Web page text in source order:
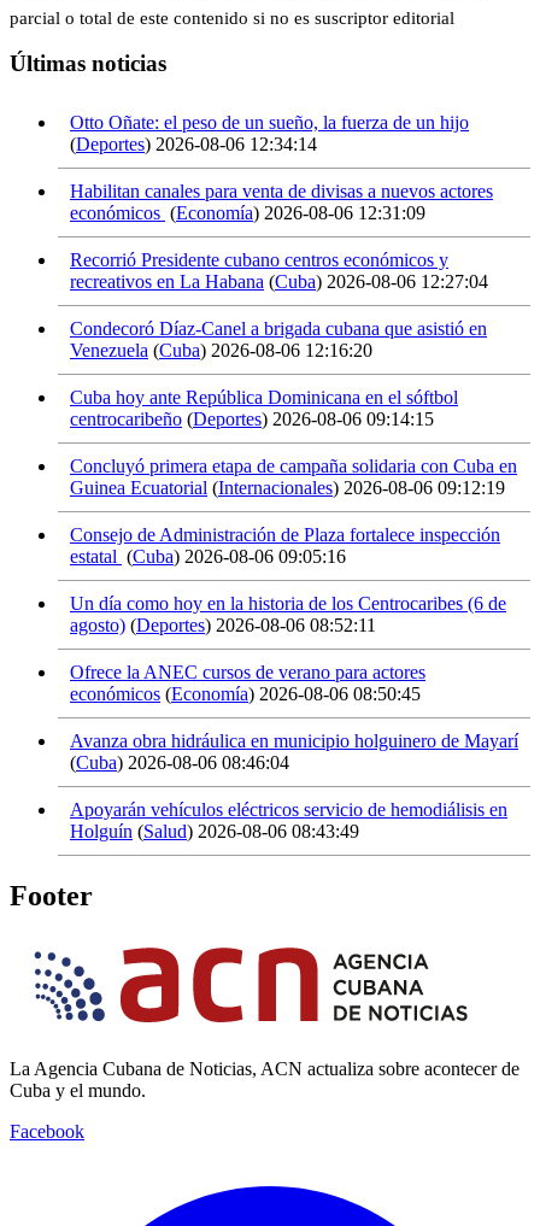
parcial o total de este contenido si no es suscriptor editorial
Últimas noticias
Otto Oñate: el peso de un sueño, la fuerza de un hijo
(Deportes) 2026-08-06 12:34:14
Habilitan canales para venta de divisas a nuevos actores
económicos (Economía) 2026-08-06 12:31:09
Recorrió Presidente cubano centros económicos y
recreativos en La Habana (Cuba) 2026-08-06 12:27:04
Condecoró Díaz-Canel a brigada cubana que asistió en
Venezuela (Cuba) 2026-08-06 12:16:20
Cuba hoy ante República Dominicana en el sóftbol
centrocaribeño (Deportes) 2026-08-06 09:14:15
Concluyó primera etapa de campaña solidaria con Cuba en
Guinea Ecuatorial (Internacionales) 2026-08-06 09:12:19
Consejo de Administración de Plaza fortalece inspección
estatal (Cuba) 2026-08-06 09:05:16
Un día como hoy en la historia de los Centrocaribes (6 de
agosto) (Deportes) 2026-08-06 08:52:11
Ofrece la ANEC cursos de verano para actores
económicos (Economía) 2026-08-06 08:50:45
Avanza obra hidráulica en municipio holguinero de Mayarí
(Cuba) 2026-08-06 08:46:04
Apoyarán vehículos eléctricos servicio de hemodiálisis en
Holguín (Salud) 2026-08-06 08:43:49
Footer
La Agencia Cubana de Noticias, ACN actualiza sobre acontecer de
Cuba y el mundo.
Facebook